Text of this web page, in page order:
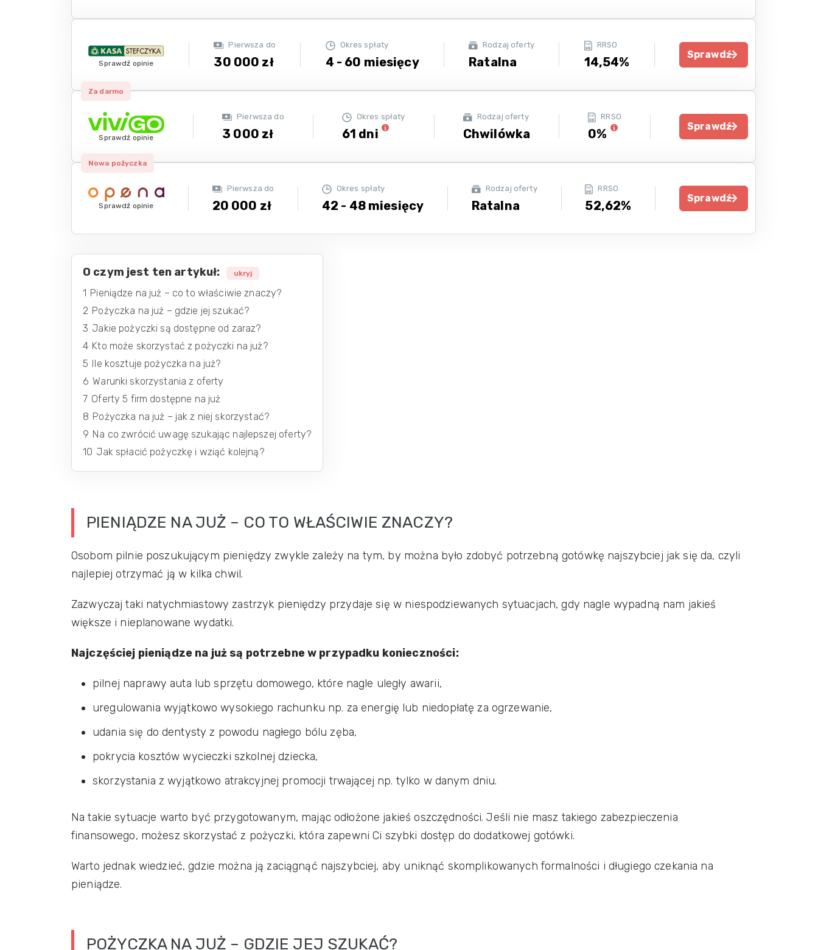
Sprawdź opinie
Pierwsza do
30 000 zł
Okres spłaty
4 - 60 miesięcy
Rodzaj oferty
Ratalna
RRSO
14,54%
Sprawdź
Za darmo
Sprawdź opinie
Pierwsza do
3 000 zł
Okres spłaty
61 dni
Rodzaj oferty
Chwilówka
RRSO
0%
Sprawdź
Nowa pożyczka
Sprawdź opinie
Pierwsza do
20 000 zł
Okres spłaty
42 - 48 miesięcy
Rodzaj oferty
Ratalna
RRSO
52,62%
Sprawdź
O czym jest ten artykuł: ukryj
1 Pieniądze na już – co to właściwie znaczy?
2 Pożyczka na już – gdzie jej szukać?
3 Jakie pożyczki są dostępne od zaraz?
4 Kto może skorzystać z pożyczki na już?
5
Ile kosztuje pożyczka na już?
6 Warunki skorzystania z oferty
7 Oferty 5 firm dostępne na już
8 Pożyczka na już – jak z niej skorzystać?
9 Na co zwrócić uwagę szukając najlepszej oferty?
10 Jak spłacić pożyczkę i wziąć kolejną?
PIENIĄDZE NA JUŻ – CO TO WŁAŚCIWIE ZNACZY?
Osobom pilnie poszukującym pieniędzy zwykle zależy na tym, by można było zdobyć potrzebną gotówkę najszybciej jak się da, czyli
najlepiej otrzymać ją w kilka chwil.
Zazwyczaj taki natychmiastowy zastrzyk pieniędzy przydaje się w niespodziewanych sytuacjach, gdy nagle wypadną nam jakieś
większe i nieplanowane wydatki.
Najczęściej pieniądze na już są potrzebne w przypadku konieczności:
pilnej naprawy auta lub sprzętu domowego, które nagle uległy awarii,
uregulowania wyjątkowo wysokiego rachunku np. za energię lub niedopłatę za ogrzewanie,
udania się do dentysty z powodu nagłego bólu zęba,
pokrycia kosztów wycieczki szkolnej dziecka,
skorzystania z wyjątkowo atrakcyjnej promocji trwającej np. tylko w danym dniu.
Na takie sytuacje warto być przygotowanym, mając odłożone jakieś oszczędności. Jeśli nie masz takiego zabezpieczenia
finansowego, możesz skorzystać z pożyczki, która zapewni Ci szybki dostęp do dodatkowej gotówki.
Warto jednak wiedzieć, gdzie można ją zaciągnąć najszybciej, aby uniknąć skomplikowanych formalności i długiego czekania na
pieniądze.
POŻYCZKA NA JUŻ – GDZIE JEJ SZUKAĆ?